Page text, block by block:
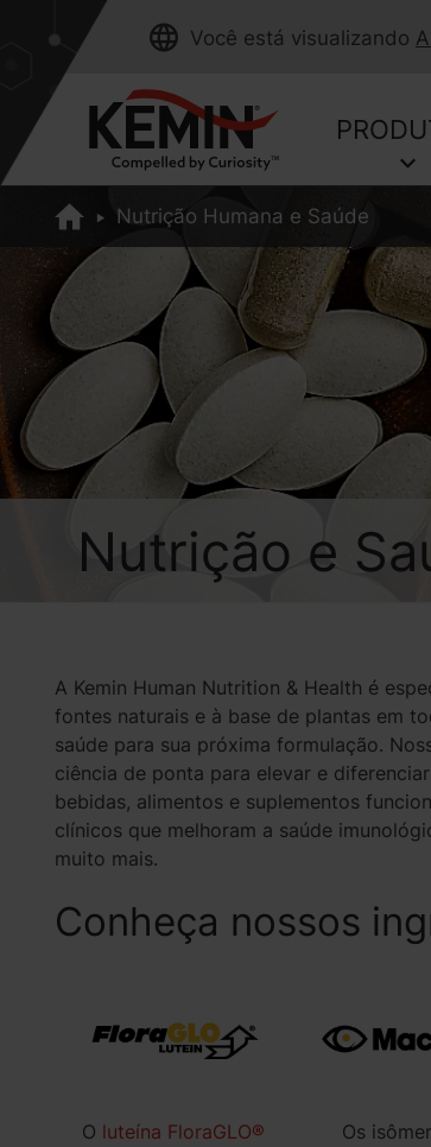
Você está visualizando
Nutrição Humana e Saúde
Nutrição e
A Kemin Human Nutrition & Health é
fontes naturais e à base de plantas em
saúde para sua próxima formulação.
ciência de ponta para elevar e
bebidas, alimentos e suplementos
clínicos que melhoram a saúde
muito mais.
Conheça nossos
O luteína FloraGLO®
Os